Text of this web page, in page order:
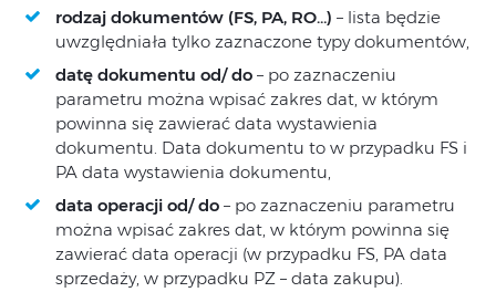
rodzaj dokumentów (FS, PA, RO…) – lista będzie
uwzględniała tylko zaznaczone typy dokumentów,
datę dokumentu od/ do – po zaznaczeniu
parametru można wpisać zakres dat, w którym
powinna się zawierać data wystawienia
dokumentu. Data dokumentu to w przypadku FS i
PA data wystawienia dokumentu,
data operacji od/ do – po zaznaczeniu parametru
można wpisać zakres dat, w którym powinna się
zawierać data operacji (w przypadku FS, PA data
sprzedaży, w przypadku PZ – data zakupu).